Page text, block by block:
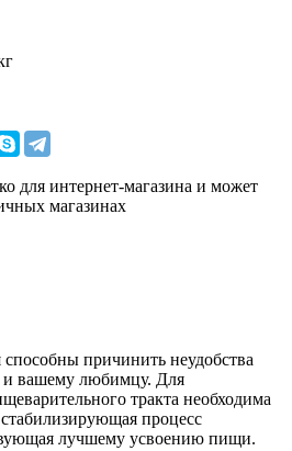
для интернет-магазина и может
магазинах
причинить неудобства
и вашему любимцу. Для
тракта необходима
процесс
лучшему усвоению пищи.